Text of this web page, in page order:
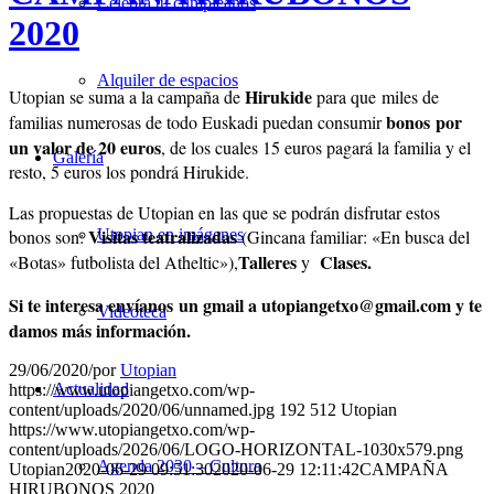
Alquiler de espacios
Galería
Utopian en imágenes
Videoteca
Actualidad
Agenda 2030 – Cultura
2020
Utopian se suma a la campaña deHirukidepara que miles de
familias numerosas de todo Euskadi puedan consumirbonos por
un valor de 20 euros, de los cuales 15 euros pagará la familia y el
resto, 5 euros los pondrá Hirukide.
Las propuestas de Utopian en las que se podrán disfrutar estos
bonos son:Visitas teatralizadas(Gincana familiar: «En busca del
«Botas» futbolista del Atheltic»),Talleresy Clases.
Si te interesa envíanos un gmail a utopiangetxo@gmail.com y te
damos más información.
29/06/2020/porUtopian
https://www.utopiangetxo.com/wp-
content/uploads/2020/06/unnamed.jpg 192 512 Utopian
https://www.utopiangetxo.com/wp-
content/uploads/2026/06/LOGO-HORIZONTAL-1030x579.png
Utopian2020-06-29 09:51:302020-06-29 12:11:42CAMPAÑA
HIRUBONOS 2020